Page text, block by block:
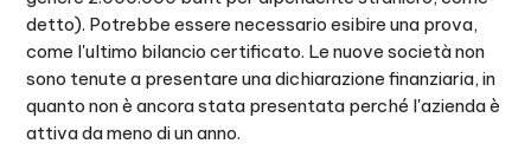
detto). Potrebbe essere necessario esibire una prova,
come l'ultimo bilancio certificato. Le nuove società non
sono tenute a presentare una dichiarazione finanziaria, in
quanto non è ancora stata presentata perché l'azienda è
attiva da meno di un anno.